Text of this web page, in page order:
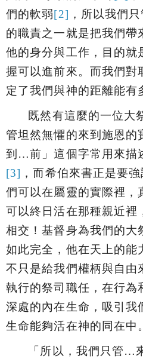
們的軟弱[2] ， 所以我們
的職責之一就是把我們帶
他的身分與工作，目的就
握可以進前來。而我們對
定了我們與神的距離能有
既然有這麼的一位大
管坦然無懼的來到施恩的
到…前 」這個字常用來
[3] ，而希伯來書正是要
們可以在屬靈的實際裡，
可以終日活在那種親近裡
相交 ！基督身為我們的
如此完全，他在天上的能
不只是給我們權柄與自由
執行的祭司職任，在行為
深處的內在生命，吸引我
生命能夠活在神的同在中。
「 所以，我們只管…